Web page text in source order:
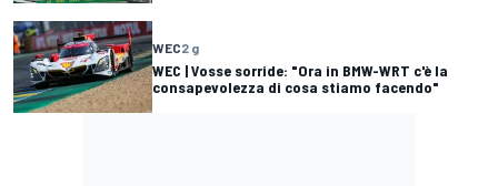
WEC2 g
WEC | Vosse sorride: "Ora in BMW-WRT c'è la
consapevolezza di cosa stiamo facendo"